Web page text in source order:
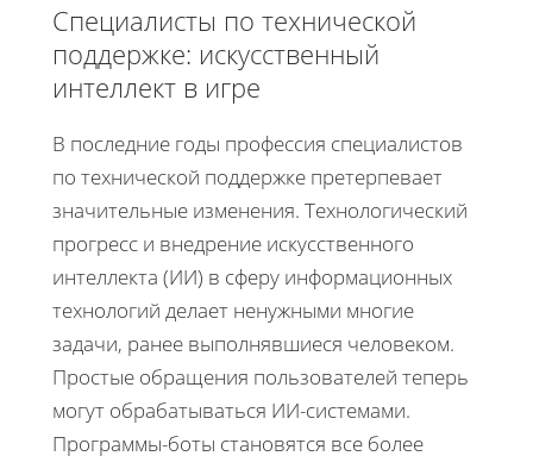
Специалисты по технической
поддержке: искусственный
интеллект в игре
В последние годы профессия специалистов
по технической поддержке претерпевает
значительные изменения. Технологический
прогресс и внедрение искусственного
интеллекта (ИИ) в сферу информационных
технологий делает ненужными многие
задачи, ранее выполнявшиеся человеком.
Простые обращения пользователей теперь
могут обрабатываться ИИ-системами.
Программы-боты становятся все более